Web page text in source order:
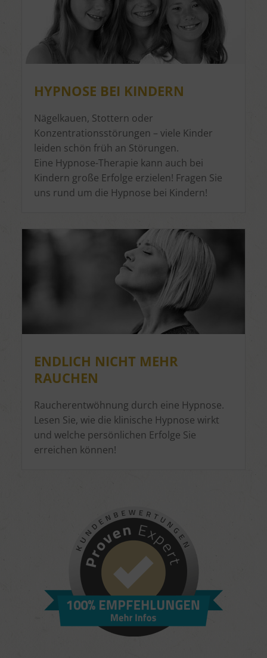
HYPNOSE BEI KINDERN
Nägelkauen, Stottern oder
Konzentrationsstörungen – viele Kinder
leiden schön früh an Störungen.
Eine Hypnose-Therapie kann auch bei
Kindern große Erfolge erzielen! Fragen Sie
uns rund um die Hypnose bei Kindern!
ENDLICH NICHT MEHR
RAUCHEN
Raucherentwöhnung durch eine Hypnose.
Lesen Sie, wie die klinische Hypnose wirkt
und welche persönlichen Erfolge Sie
erreichen können!